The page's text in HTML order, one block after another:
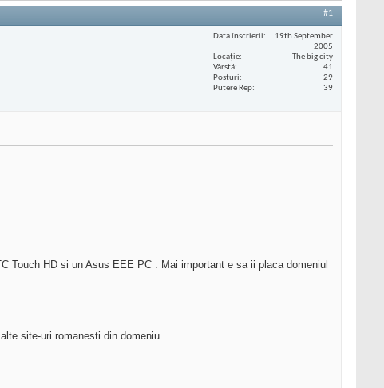
#1
Data înscrierii
19th September
2005
Locaţie
The big city
Vârstă
41
Posturi
29
Putere Rep
39
Touch HD si un Asus EEE PC . Mai important e sa ii placa domeniul
site-uri romanesti din domeniu.